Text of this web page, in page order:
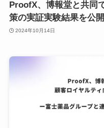
ProofX、博報堂と共同
策の実証実験結果を公開
2024年10月14日